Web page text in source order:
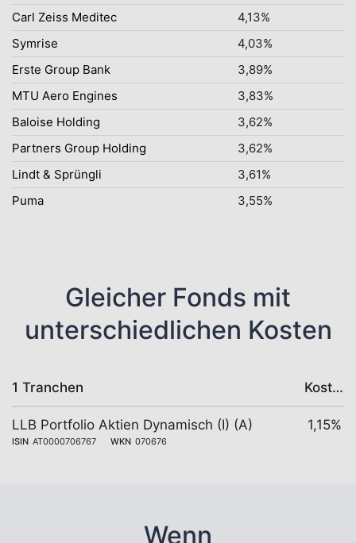
Carl Zeiss Meditec
4,13%
Symrise
4,03%
Erste Group Bank
3,89%
MTU Aero Engines
3,83%
Baloise Holding
3,62%
Partners Group Holding
3,62%
Lindt & Sprüngli
3,61%
Puma
3,55%
Gleicher Fonds mit
unterschiedlichen Kosten
1 Tranchen Kosten
LLB Portfolio Aktien Dynamisch (I) (A)
ISIN AT0000706767 WKN 070676
1,15%
Wenn